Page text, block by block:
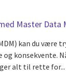
Master Data
kan du være
konsekvente.
alt til rette for...